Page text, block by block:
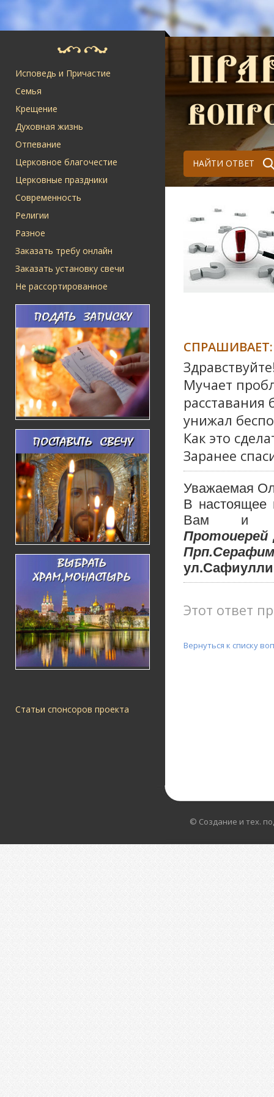
Исповедь и Причастие
Семья
Крещение
Духовная жизнь
Отпевание
Церковное благочестие
Церковные праздники
Современность
Религии
Разное
Заказать требу онлайн
Заказать установку свечи
Не рассортированное
Статьи спонсоров проекта
НАЙТИ ОТВЕТ
СПРАШИВАЕТ:
Мучает
унижал
Как это
Заранее
Уважаемая
В настоящее
Вам и
Этот ответ
Вернуться к списку
© Создание и тех.